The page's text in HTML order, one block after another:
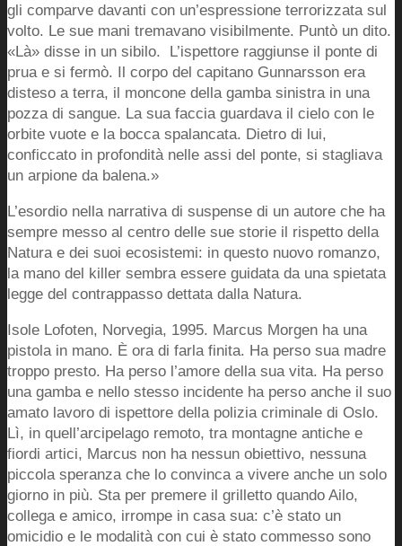
gli comparve davanti con un’espressione terrorizzata sul
volto. Le sue mani tremavano visibilmente. Puntò un dito.
«Là» disse in un sibilo. L’ispettore raggiunse il ponte di
prua e si fermò. Il corpo del capitano Gunnarsson era
disteso a terra, il moncone della gamba sinistra in una
pozza di sangue. La sua faccia guardava il cielo con le
orbite vuote e la bocca spalancata. Dietro di lui,
conficcato in profondità nelle assi del ponte, si stagliava
un arpione da balena.»
L’esordio nella narrativa di suspense di un autore che ha
sempre messo al centro delle sue storie il rispetto della
Natura e dei suoi ecosistemi: in questo nuovo romanzo,
la mano del killer sembra essere guidata da una spietata
legge del contrappasso dettata dalla Natura.
Isole Lofoten, Norvegia, 1995. Marcus Morgen ha una
pistola in mano. È ora di farla finita. Ha perso sua madre
troppo presto. Ha perso l’amore della sua vita. Ha perso
una gamba e nello stesso incidente ha perso anche il suo
amato lavoro di ispettore della polizia criminale di Oslo.
Lì, in quell’arcipelago remoto, tra montagne antiche e
fiordi artici, Marcus non ha nessun obiettivo, nessuna
piccola speranza che lo convinca a vivere anche un solo
giorno in più. Sta per premere il grilletto quando Ailo,
collega e amico, irrompe in casa sua: c’è stato un
omicidio e le modalità con cui è stato commesso sono